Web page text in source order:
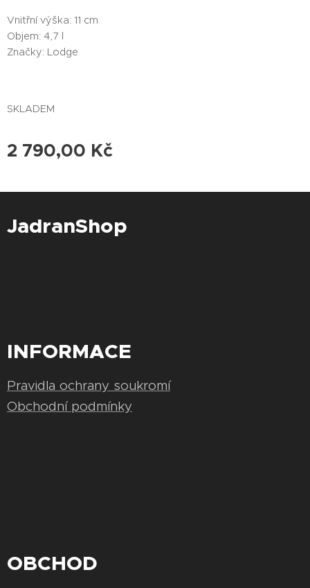
Vnitřní výška: 11 cm
Objem: 4,7 l
Značky: Lodge
SKLADEM
2 790,00 Kč
JadranShop
INFORMACE
Pravidla ochrany soukromí
Obchodní podmínky
OBCHOD